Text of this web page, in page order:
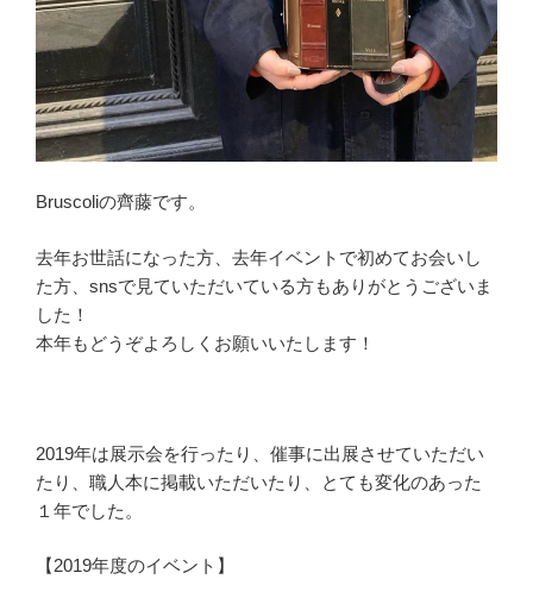
Bruscoliの齊藤です。
去年お世話になった方、去年イベントで初めてお会いし
た方、snsで見ていただいている方もありがとうございま
した！
本年もどうぞよろしくお願いいたします！
2019年は展示会を行ったり、催事に出展させていただい
たり、職人本に掲載いただいたり、とても変化のあった
１年でした。
【2019年度のイベント】